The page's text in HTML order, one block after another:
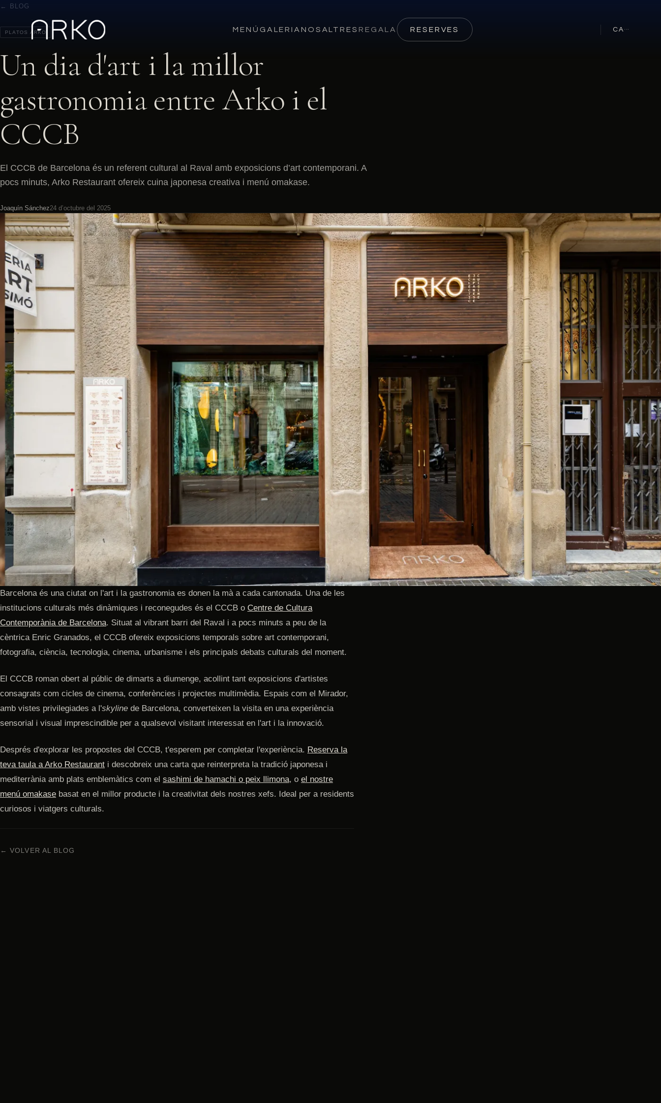
MENÚ GALERIA NOSALTRES REGALA RESERVES CA ···
← BLOG
PLATOS ARKO
Un dia d'art i la millor
gastronomia entre Arko i el
CCCB
El CCCB de Barcelona és un referent cultural al Raval amb exposicions d’art contemporani. A
pocs minuts, Arko Restaurant ofereix cuina japonesa creativa i menú omakase.
Joaquín Sánchez24 d’octubre del 2025
Barcelona és una ciutat on l'art i la gastronomia es donen la mà a cada cantonada. Una de les
institucions culturals més dinàmiques i reconegudes és el CCCB o Centre de Cultura
Contemporània de Barcelona. Situat al vibrant barri del Raval i a pocs minuts a peu de la
cèntrica Enric Granados, el CCCB ofereix exposicions temporals sobre art contemporani,
fotografia, ciència, tecnologia, cinema, urbanisme i els principals debats culturals del moment.
El CCCB roman obert al públic de dimarts a diumenge, acollint tant exposicions d'artistes
consagrats com cicles de cinema, conferències i projectes multimèdia. Espais com el Mirador,
amb vistes privilegiades a l'skyline de Barcelona, converteixen la visita en una experiència
sensorial i visual imprescindible per a qualsevol visitant interessat en l'art i la innovació.
Després d'explorar les propostes del CCCB, t'esperem per completar l'experiència. Reserva la
teva taula a Arko Restaurant i descobreix una carta que reinterpreta la tradició japonesa i
mediterrània amb plats emblemàtics com el sashimi de hamachi o peix llimona, o el nostre
menú omakase basat en el millor producte i la creativitat dels nostres xefs. Ideal per a residents
curiosos i viatgers culturals.
← VOLVER AL BLOG